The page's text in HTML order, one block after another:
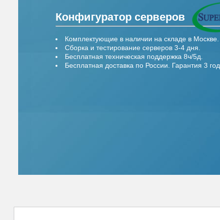
Конфигуратор серверов
Комплектующие в наличии на складе в Москве.
Сборка и тестирование серверов 3-4 дня.
Бесплатная техническая поддержка 8ч/5д.
Бесплатная доставка по России. Гарантия 3